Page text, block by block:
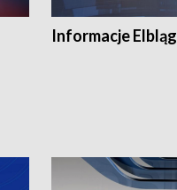
Informacje Elbląg